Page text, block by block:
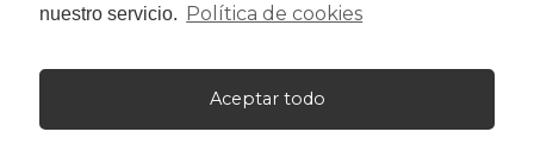
nuestro servicio. Política de cookies
Aceptar todo